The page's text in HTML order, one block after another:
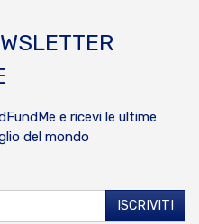
e ricevi le ultime
del mondo